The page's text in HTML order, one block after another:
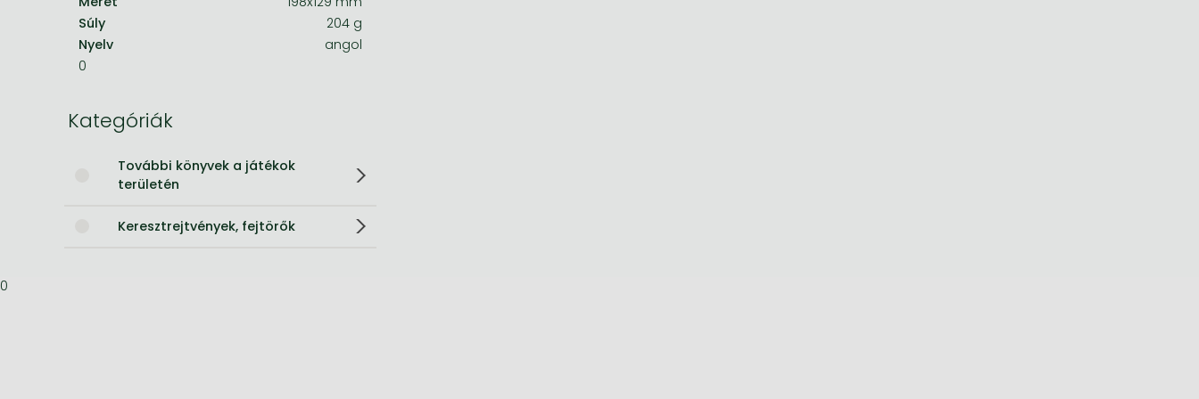
Bleach manga
One-Punch Man manga
Súly
204 g
Nyelv
angol
0
Kategóriák
További könyvek a játékok
területén
Keresztrejtvények, fejtörők
0